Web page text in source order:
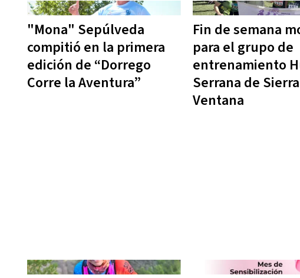
"Mona" Sepúlveda
compitió en la primera
edición de “Dorrego
Corre la Aventura”
Fin de semana
para el grupo de
entrenamiento
Serrana de
Ventana